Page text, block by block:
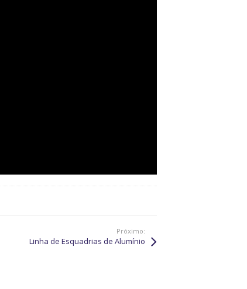
os posts
Próximo:
Linha de Esquadrias de Alumínio